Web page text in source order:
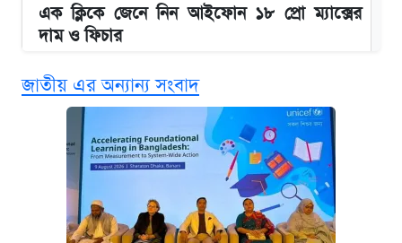
এক ক্লিকে জেনে নিন আইফোন ১৮ প্রো ম্যাক্সের
দাম ও ফিচার
নবম জাতীয় পে-স্কেল নিয়ে সর্বশেষ যা জানা গেল
পাঁচ দপ্তরে নতুন সচিব নিয়োগ দিল সরকার
আজকের বাজারে স্বর্ণ-রুপার দাম (৫ আগস্ট)
জাতীয় এর অন্যান্য সংবাদ